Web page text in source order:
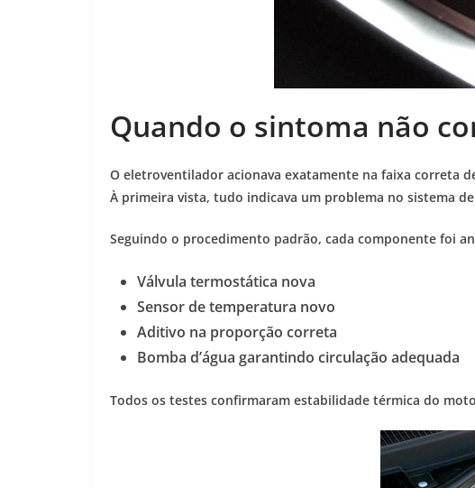
Quando o sintoma não
O eletroventilador acionava exatamente na faixa correta
À primeira vista, tudo indicava um problema no sistema
Seguindo o procedimento padrão, cada componente foi
Válvula termostática nova
Sensor de temperatura novo
Aditivo na proporção correta
Bomba d’água garantindo circulação adequada
Todos os testes confirmaram estabilidade térmica do